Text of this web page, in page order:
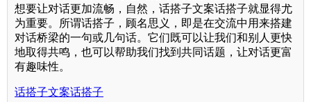
想要让对话更加流畅，自然，话搭子文案话搭子就显得尤
为重要。所谓话搭子，顾名思义，即是在交流中用来搭建
对话桥梁的一句或几句话。它们既可以让我们和别人更快
地取得共鸣，也可以帮助我们找到共同话题，让对话更富
有趣味性。
话搭子文案话搭子